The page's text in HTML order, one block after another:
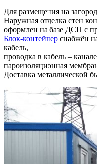
Для размещения на
Наружная отделка стен
оформлен на базе ДСП с
Блок-контейнер снабжён
кабель,
проводка в кабель –
пароизоляционная
Доставка металлической